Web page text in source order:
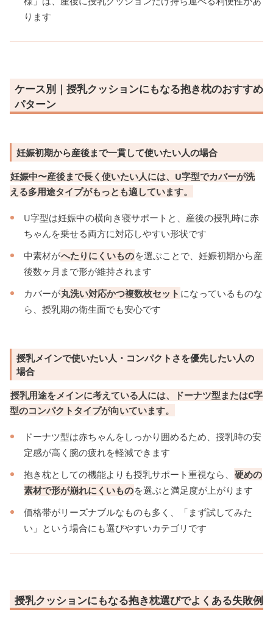
ります
ケース別｜授乳クッションにもなる抱き枕のおすすめ
パターン
妊娠初期から産後まで一貫して使いたい人の場合
妊娠中〜産後まで長く使いたい人には、U字型でカバーが洗
える多用途タイプがもっとも適しています。
U字型は妊娠中の横向き寝サポートと、産後の授乳時に赤
ちゃんを乗せる両方に対応しやすい形状です
中素材がへたりにくいものを選ぶことで、妊娠初期から産
後数ヶ月まで形が維持されます
カバーが丸洗い対応かつ複数枚セット になっているものな
ら、授乳期の衛生面でも安心です
授乳メインで使いたい人・コンパクトさを優先したい人の
場合
授乳用途をメインに考えている人には、ドーナツ型またはC字
型のコンパクトタイプが向いています。
ドーナツ型は赤ちゃんをしっかり囲めるため、授乳時の安
定感が高く腕の疲れを軽減できます
抱き枕としての機能よりも授乳サポート重視なら、 硬めの
素材で形が崩れにくいものを選ぶと満足度が上がります
価格帯がリーズナブルなものも多く、「まず試してみた
い」という場合にも選びやすいカテゴリです
授乳クッションにもなる抱き枕選びでよくある失敗例